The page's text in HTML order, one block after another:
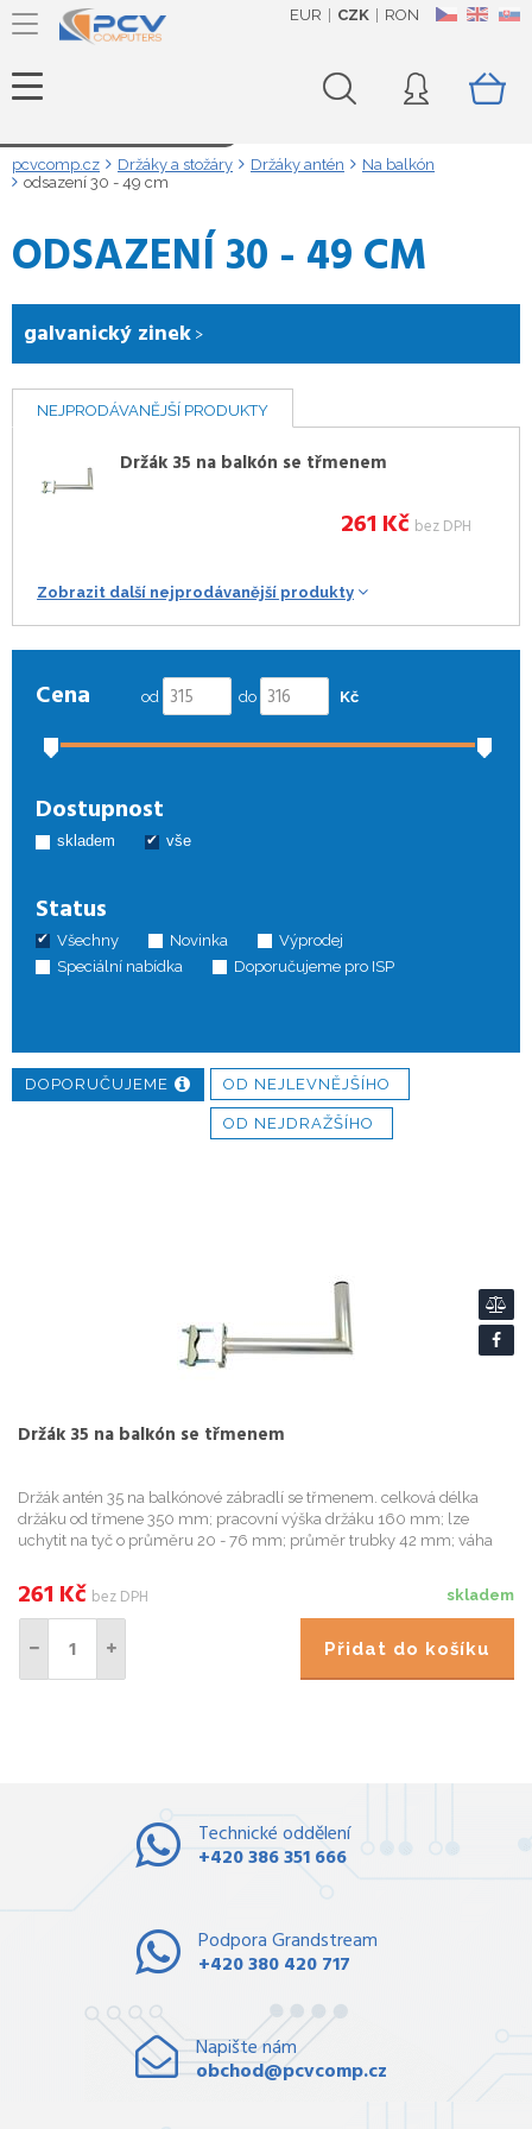
CZ EN SK
EUR CZK RON
pcvcomp.cz Držáky a stožáry Držáky antén
Na balkón
odsazení 30 - 49 cm
ODSAZENÍ 30 - 49 CM
galvanický zinek
NEJPRODÁVANĚJŠÍ PRODUKTY
Držák 35 na balkón se třmenem
261 Kč bez DPH
Zobrazit další nejprodávanější produkty
Cena od do Kč
Dostupnost
skladem vše
Status
Všechny Novinka
Výprodej
Speciální nabídka
Doporučujeme pro ISP
DOPORUČUJEME OD NEJLEVNĚJŠÍHO
OD NEJDRAŽŠÍHO
Držák 35 na balkón se třmenem
Držák antén 35 na balkónové zábradlí se třmenem. celková délka
držáku od třmene 350 mm; pracovní výška držáku 160 mm; lze
uchytit na tyč o průměru 20 - 76 mm; průměr trubky 42 mm; váha
skladem
261 Kč bez DPH
Přidat do košíku
Technické oddělení
+420 386 351 666
Podpora Grandstream
+420 380 420 717
Napište nám
obchod@pcvcomp.cz